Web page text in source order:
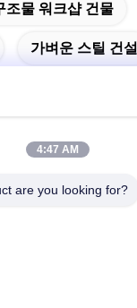
조물 워크샵 건물
가벼운 스틸 건설
4:47 AM
are you looking for?